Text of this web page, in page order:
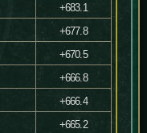
+683.1
+677.8
+670.5
+666.8
+666.4
+665.2